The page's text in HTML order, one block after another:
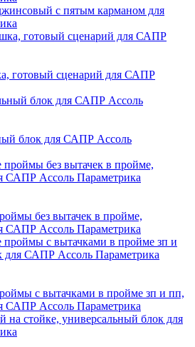
с пятым карманом для
готовый сценарий для САПР
блок для САПР Ассоль
без вытачек в пройме,
САПР Ассоль Параметрика
с вытачками в пройме зп и пп,
САПР Ассоль Параметрика